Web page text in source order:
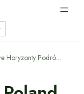
Dzięki AI?
Caravans Salon Poland 2024: Odkryj Nowe Horyzonty Podróżowania